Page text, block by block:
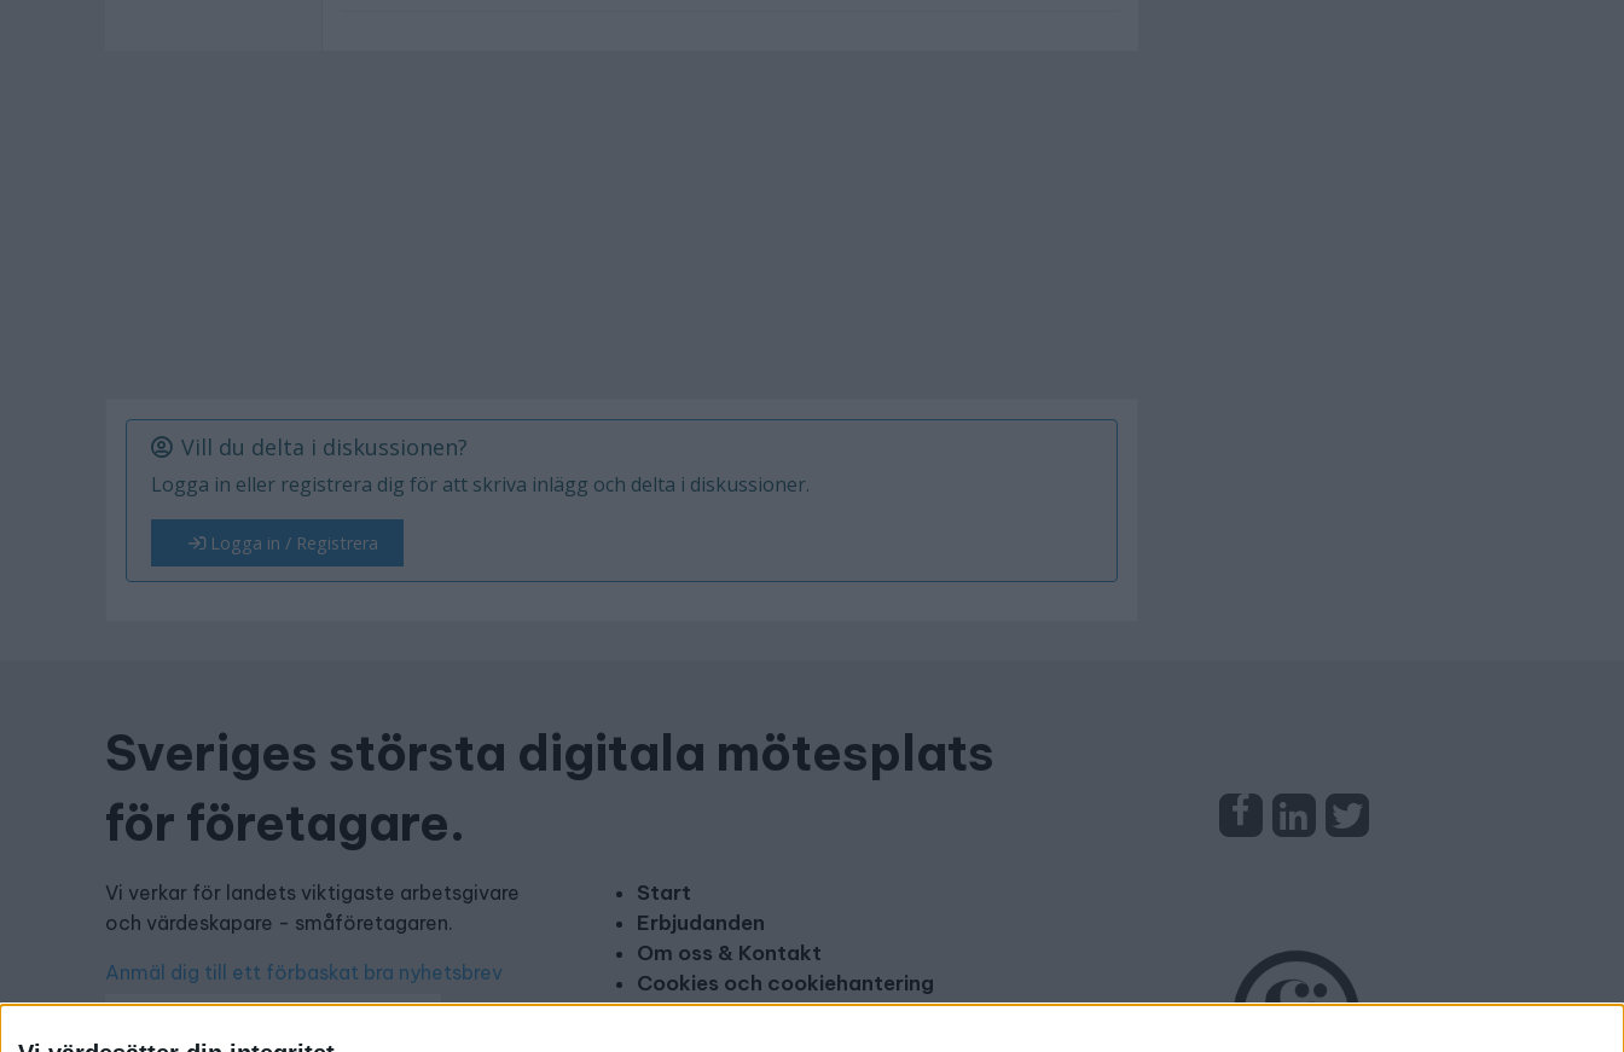
Vill du delta i diskussionen?
Logga in eller registrera dig för att skriva inlägg och delta i diskussioner.
Logga in / Registrera
Sveriges största digitala mötesplats
för företagare.
Vi verkar för landets viktigaste arbetsgivare
och värdeskapare - småföretagaren.
Anmäl dig till ett förbaskat bra nyhetsbrev
Start
Erbjudanden
Om oss & Kontakt
Cookies och cookiehantering
Copyright och disclaimer